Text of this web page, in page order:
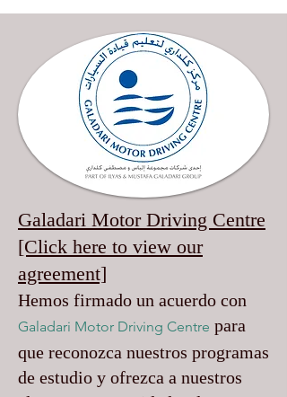
Galadari Motor Driving Centre
[Click here to view our
agreement]
Hemos firmado un acuerdo con
Galadari Motor Driving Centre para
que reconozca nuestros programas
de estudio y ofrezca a nuestros